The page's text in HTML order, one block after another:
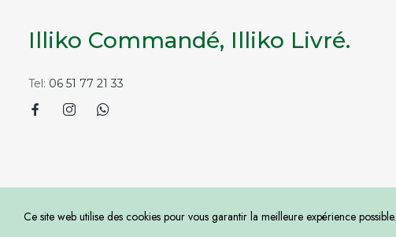
Illiko Commandé, Illiko Livré.
Tel: 06 51 77 21 33
Ce site web utilise des cookies pour vous garantir la meilleure expérience possible.